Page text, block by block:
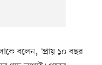
বলেন, ‘প্রায় ১০ বছর